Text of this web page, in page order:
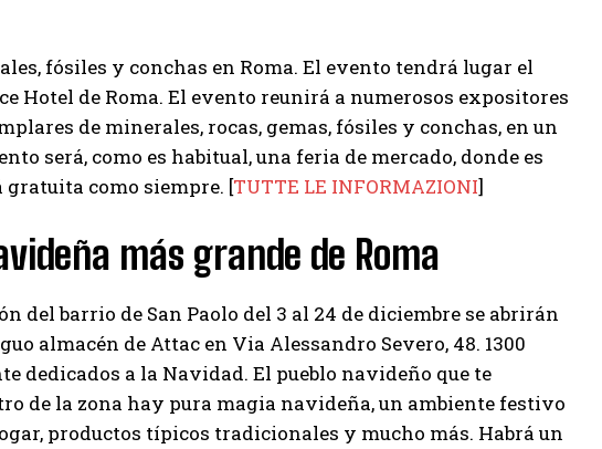
fósiles y conchas en Roma. El evento tendrá lugar el
Hotel de Roma. El evento reunirá a numerosos expositores
de minerales, rocas, gemas, fósiles y conchas, en un
será, como es habitual, una feria de mercado, donde es
como siempre. [TUTTE LE INFORMAZIONI]
más grande de Roma
del barrio de San Paolo del 3 al 24 de diciembre se abrirán
almacén de Attac en Via Alessandro Severo, 48. 1300
dedicados a la Navidad. El pueblo navideño que te
de la zona hay pura magia navideña, un ambiente festivo
productos típicos tradicionales y mucho más. Habrá un